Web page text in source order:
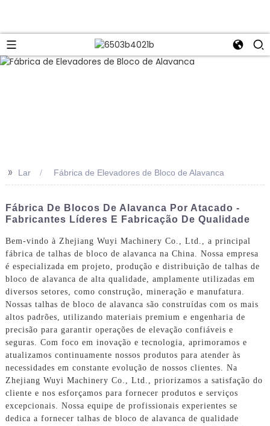
>> Lar Fábrica de Elevadores de Bloco de Alavanca
Fábrica De Blocos De Alavanca Por Atacado -
Fabricantes Líderes E Fabricação De Qualidade
Bem-vindo à Zhejiang Wuyi Machinery Co., Ltd., a principal
fábrica de talhas de bloco de alavanca na China. Nossa empresa
é especializada em projeto, produção e distribuição de talhas de
bloco de alavanca de alta qualidade, amplamente utilizadas em
diversos setores, como construção, mineração e manufatura.
Nossas talhas de bloco de alavanca são construídas com os mais
altos padrões, utilizando materiais premium e engenharia de
precisão para garantir operações de elevação confiáveis ​​e
seguras. Com foco em inovação e tecnologia, aprimoramos e
atualizamos continuamente nossos produtos para atender às
necessidades em constante evolução de nossos clientes. Na
Zhejiang Wuyi Machinery Co., Ltd., priorizamos a satisfação do
cliente e nos esforçamos para fornecer produtos e serviços
excepcionais. Nossa equipe de profissionais experientes se
dedica a fornecer talhas de bloco de alavanca de qualidade